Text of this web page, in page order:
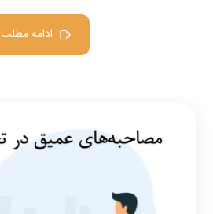
ادامه مطلب